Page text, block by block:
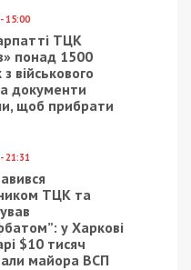
15:00
ТЦК
понад 1500
з військового
а документи
щоб прибрати
21:31
ТЦК та
у Харкові
$10 тисяч
майора ВСП